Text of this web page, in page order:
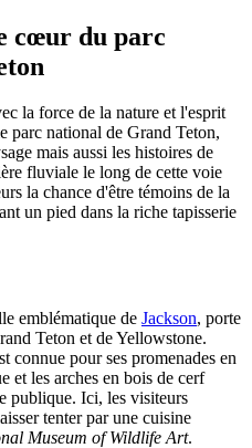
cœur du parc
la force de la nature et l'esprit
parc national de Grand Teton,
mais aussi les histoires de
fluviale le long de cette voie
la chance d'être témoins de la
un pied dans la riche tapisserie
emblématique de Jackson, porte
Teton et de Yellowstone.
connue pour ses promenades en
et les arches en bois de cerf
publique. Ici, les visiteurs
tenter par une cuisine
Museum of Wildlife Art.